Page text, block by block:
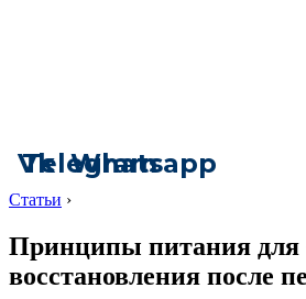
Vk
Telegram
Whatsapp
Статьи ›
Принципы питания для
восстановления после